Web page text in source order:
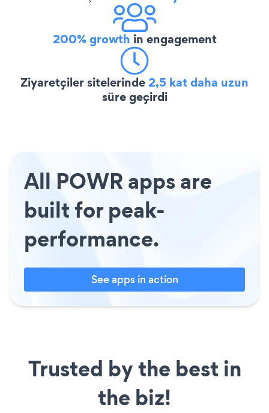
200% growth in engagement
Ziyaretçiler sitelerinde2,5 kat daha uzun
süre geçirdi
All POWR apps are
built for peak-
performance.
See apps in action
Trusted by the best in
the biz!